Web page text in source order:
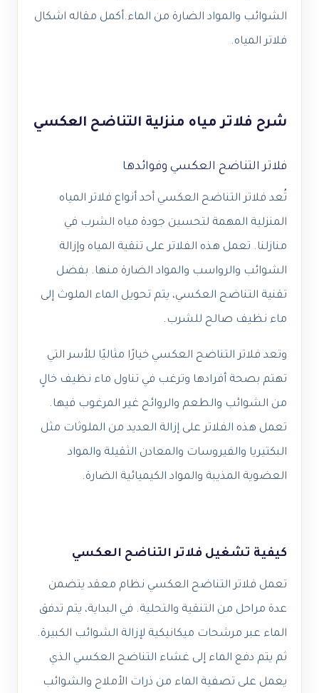
الشوائب والمواد الضارة من الماء.أكمل مقاله اشكال
فلاتر المياه.
شرح فلاتر مياه منزلية التناضح العكسي
فلاتر التناضح العكسي وفوائدها
تُعد فلاتر التناضح العكسي أحد أنواع فلاتر المياه
المنزلية المهمة لتحسين جودة مياه الشرب في
منازلنا. تعمل هذه الفلاتر على تنقية المياه وإزالة
الشوائب والرواسب والمواد الضارة منها. بفضل
تقنية التناضح العكسي، يتم تحويل الماء الملوث إلى
ماء نظيف صالح للشرب.
وتعد فلاتر التناضح العكسي خيارًا مثاليًا للأسر التي
تهتم بصحة أفرادها وترغب في تناول ماء نظيف خالٍ
من الشوائب والطعم والروائح غير المرغوب فيها.
تعمل هذه الفلاتر على إزالة العديد من الملوثات مثل
البكتيريا والفيروسات والمعادن الثقيلة والمواد
العضوية المذيبة والمواد الكيميائية الضارة.
كيفية تشغيل فلاتر التناضح العكسي
تعمل فلاتر التناضح العكسي نظام معقد يتضمن
عدة مراحل من التنقية والتحلية. في البداية، يتم تدفق
الماء عبر مرشحات ميكانيكية لإزالة الشوائب الكبيرة.
ثم يتم دفع الماء إلى غشاء التناضح العكسي الذي
يعمل على تصفية الماء من ذرات الأملاح والشوائب